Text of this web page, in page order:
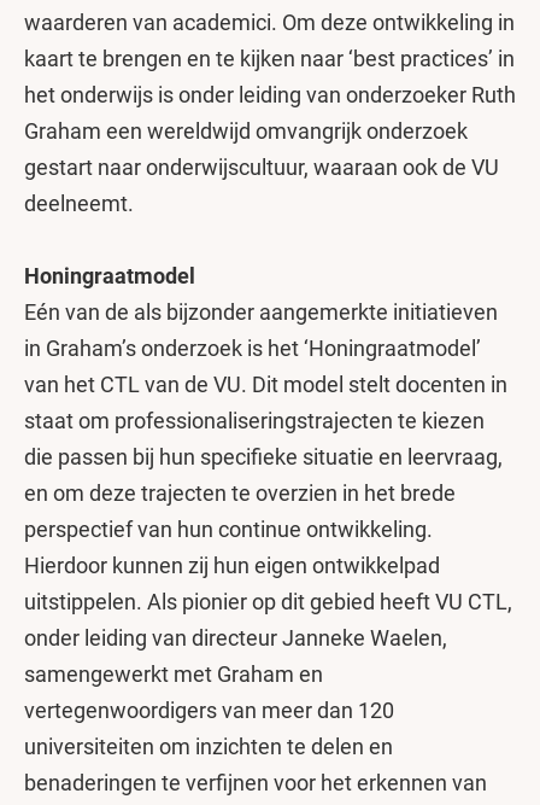
waarderen van academici. Om deze ontwikkeling in
kaart te brengen en te kijken naar ‘best practices’ in
het onderwijs is onder leiding van onderzoeker Ruth
Graham een wereldwijd omvangrijk onderzoek
gestart naar onderwijscultuur, waaraan ook de VU
deelneemt.
Honingraatmodel
Eén van de als bijzonder aangemerkte initiatieven
in Graham’s onderzoek is het ‘Honingraatmodel’
van het CTL van de VU. Dit model stelt docenten in
staat om professionaliseringstrajecten te kiezen
die passen bij hun specifieke situatie en leervraag,
en om deze trajecten te overzien in het brede
perspectief van hun continue ontwikkeling.
Hierdoor kunnen zij hun eigen ontwikkelpad
uitstippelen. Als pionier op dit gebied heeft VU CTL,
onder leiding van directeur Janneke Waelen,
samengewerkt met Graham en
vertegenwoordigers van meer dan 120
universiteiten om inzichten te delen en
benaderingen te verfijnen voor het erkennen van